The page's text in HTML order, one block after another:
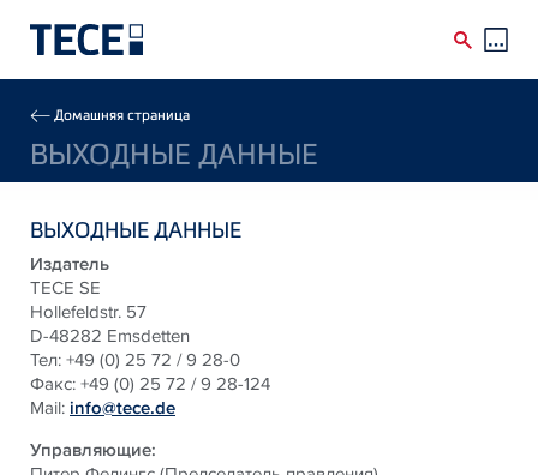
Breadcrumb
Домашняя страница
ВЫХОДНЫЕ ДАННЫЕ
ВЫХОДНЫЕ ДАННЫЕ
Издатель
TECE SE
Hollefeldstr. 57
D-48282 Emsdetten
Тел: +49 (0) 25 72 / 9 28-0
Факс: +49 (0) 25 72 / 9 28-124
Mail:info@tece.de
Управляющие: